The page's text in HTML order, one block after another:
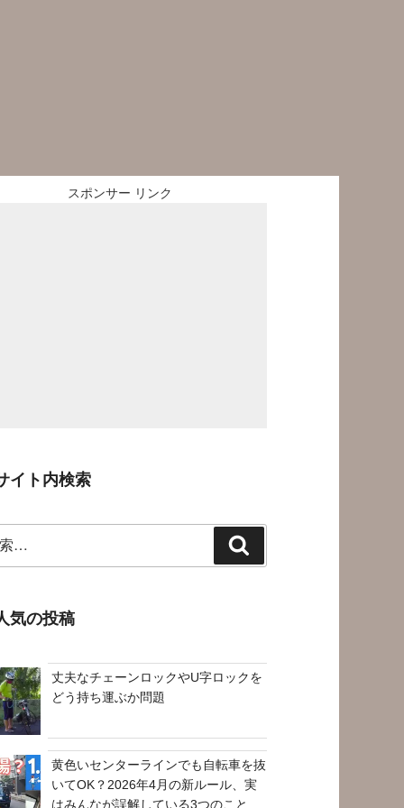
スポンサー リンク
イト内検索
索
気の投稿
丈夫なチェーンロックやU字ロックを
どう持ち運ぶか問題
黄色いセンターラインでも自転車を抜
いてOK？2026年4月の新ルール、実
はみんなが誤解している3つのこと